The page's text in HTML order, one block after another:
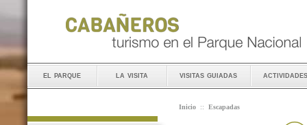
el parque la visita visitas guiadas actividades
Inicio :: Escapadas